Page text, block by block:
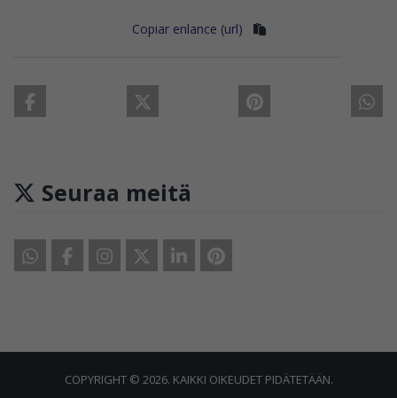
Copiar enlance (url)
Seuraa meitä
COPYRIGHT © 2026. KAIKKI OIKEUDET PIDÄTETÄÄN.